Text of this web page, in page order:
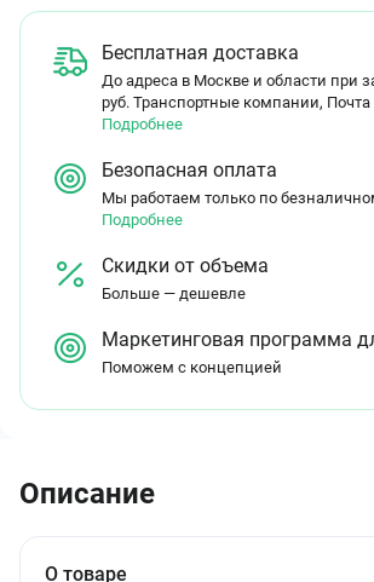
Бесплатная доставка
До адреса в Москве и области при
руб. Транспортные компании,
Подробнее
Безопасная оплата
Мы работаем только по
Подробнее
Скидки от объема
Больше — дешевле
Маркетинговая программа
Поможем с концепцией
Описание
О товаре